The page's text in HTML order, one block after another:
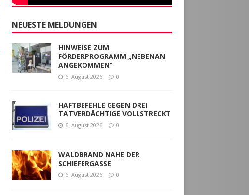
NEUESTE MELDUNGEN
HINWEISE ZUM
FÖRDERPROGRAMM „NEBENAN
ANGEKOMMEN“
6. August 2026 0
HAFTBEFEHLE GEGEN DREI
TATVERDÄCHTIGE VOLLSTRECKT
6. August 2026 0
WALDBRAND NAHE DER
SCHIEFERGASSE
6. August 2026 0